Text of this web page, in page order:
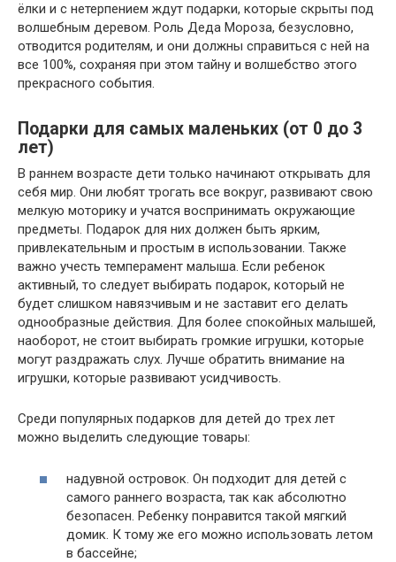
ёлки и с нетерпением ждут подарки, которые скрыты под
волшебным деревом. Роль Деда Мороза, безусловно,
отводится родителям, и они должны справиться с ней на
все 100%, сохраняя при этом тайну и волшебство этого
прекрасного события.
Подарки для самых маленьких (от 0 до 3
лет)
В раннем возрасте дети только начинают открывать для
себя мир. Они любят трогать все вокруг, развивают свою
мелкую моторику и учатся воспринимать окружающие
предметы. Подарок для них должен быть ярким,
привлекательным и простым в использовании. Также
важно учесть темперамент малыша. Если ребенок
активный, то следует выбирать подарок, который не
будет слишком навязчивым и не заставит его делать
однообразные действия. Для более спокойных малышей,
наоборот, не стоит выбирать громкие игрушки, которые
могут раздражать слух. Лучше обратить внимание на
игрушки, которые развивают усидчивость.
Среди популярных подарков для детей до трех лет
можно выделить следующие товары:
надувной островок. Он подходит для детей с
самого раннего возраста, так как абсолютно
безопасен. Ребенку понравится такой мягкий
домик. К тому же его можно использовать летом
в бассейне;